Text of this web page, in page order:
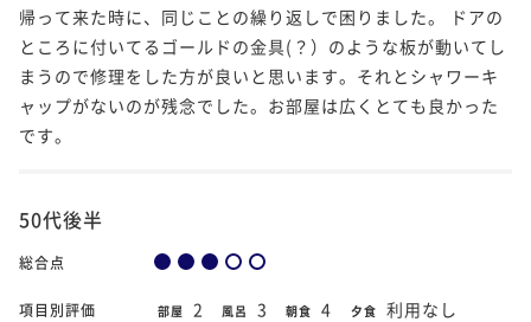
帰って来た時に、同じことの繰り返しで困りました。 ドアの
ところに付いてるゴールドの金具(？）のような板が動いてし
まうので修理をした方が良いと思います。それとシャワーキ
ャップがないのが残念でした。お部屋は広くとても良かった
です。
50代後半
総合点
項目別評価 部屋 2 風呂 3 朝食 4 夕食 利用なし